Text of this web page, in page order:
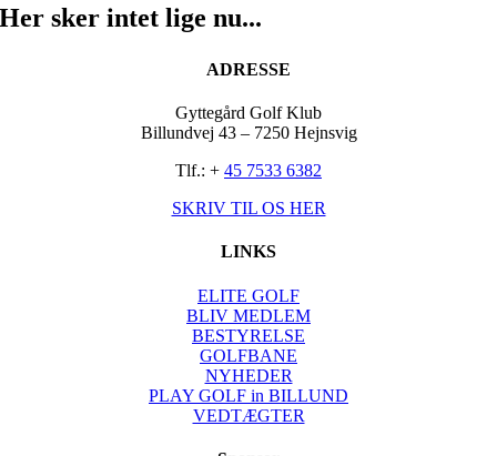
Her sker intet lige nu...
ADRESSE
Gyttegård Golf Klub
Billundvej 43 – 7250 Hejnsvig
Tlf.: + 45 7533 6382
SKRIV TIL OS HER
LINKS
ELITE GOLF
BLIV MEDLEM
BESTYRELSE
GOLFBANE
NYHEDER
PLAY GOLF in BILLUND
VEDTÆGTER